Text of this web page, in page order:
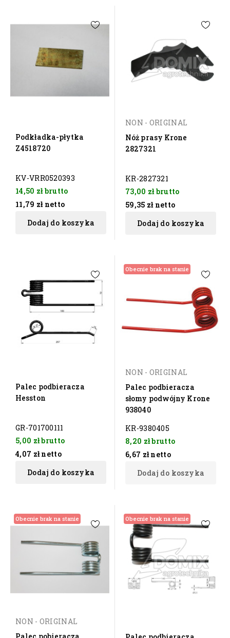
Podkładka-płytka
Z4518720
KV-VRR0520393
14,50 złbrutto
11,79 zł netto
Dodaj do koszyka
NON - ORIGINAL
Nóż prasy Krone
2827321
KR-2827321
73,00 złbrutto
59,35 zł netto
Dodaj do koszyka
Palec podbieracza
Hesston
GR-701700111
5,00 złbrutto
4,07 zł netto
Dodaj do koszyka
Obecnie brak na stanie
NON - ORIGINAL
Palec podbieracza
słomy podwójny Krone
938040
KR-9380405
8,20 złbrutto
6,67 zł netto
Dodaj do koszyka
Obecnie brak na stanie
NON - ORIGINAL
Obecnie brak na stanie